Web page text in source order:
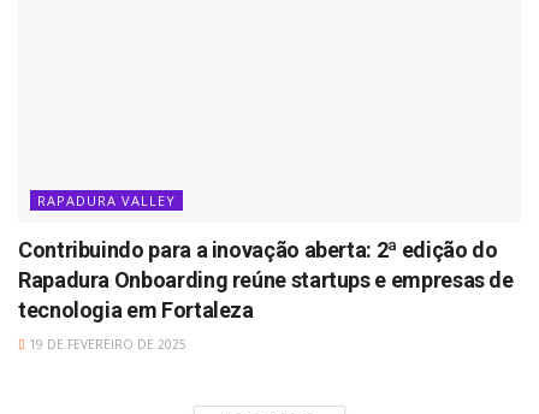
RAPADURA VALLEY
Contribuindo para a inovação aberta: 2ª edição do
Rapadura Onboarding reúne startups e empresas de
tecnologia em Fortaleza
19 DE FEVEREIRO DE 2025